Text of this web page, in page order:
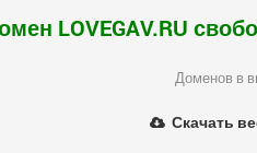
LOVEGAV.RU
Доменов в
Скачать